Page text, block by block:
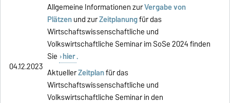
04.12.2023
Allgemeine Informationen zurVergabe von
Plätzenund zurZeitplanungfür das
Wirtschaftswissenschaftliche und
Volkswirtschaftliche Seminar im SoSe 2024 finden
Sie hier.
AktuellerZeitplanfür das
Wirtschaftswissenschaftliche und
Volkswirtschaftliche Seminar in den